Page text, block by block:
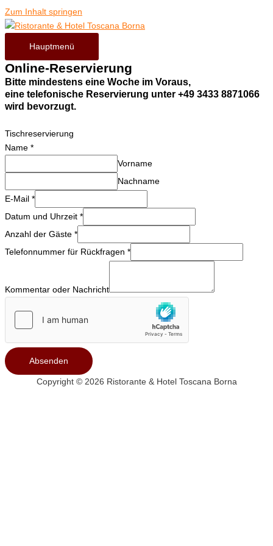
Zum Inhalt springen
Hauptmenü
Online-Reservierung
Bitte mindestens eine Woche im Voraus,
eine telefonische Reservierung unter +49 3433 8871066
wird bevorzugt.
Tischreservierung
Name *
Vorname
Nachname
E-Mail *
Datum und Uhrzeit *
Anzahl der Gäste *
Telefonnummer für Rückfragen *
Kommentar oder Nachricht
Absenden
Copyright © 2026 Ristorante & Hotel Toscana Borna